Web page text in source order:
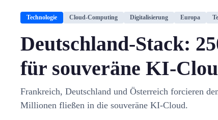
Technologie Cloud-Computing Digitalisierung Europa
Deutschland-Stack:
für souveräne KI-
Frankreich, Deutschland und Österreich forcieren
Millionen fließen in die souveräne KI-Cloud.